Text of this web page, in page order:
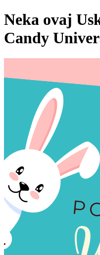
Neka ovaj
Candy